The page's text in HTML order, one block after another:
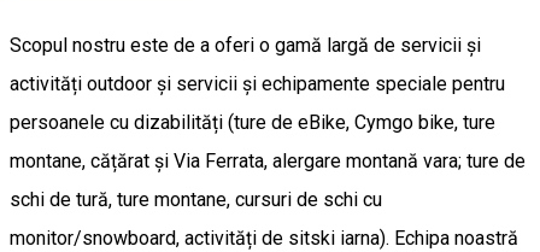
Scopul nostru este de a oferi o gamă largă de servicii și
activități outdoor și servicii și echipamente speciale pentru
persoanele cu dizabilități (ture de eBike, Cymgo bike, ture
montane, cățărat și Via Ferrata, alergare montană vara; ture de
schi de tură, ture montane, cursuri de schi cu
monitor/snowboard, activități de sitski iarna). Echipa noastră